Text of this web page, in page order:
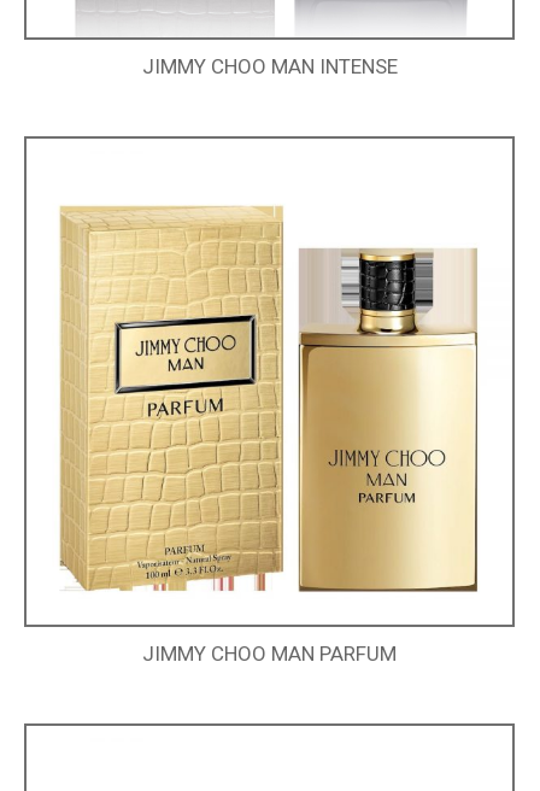
JIMMY CHOO MAN INTENSE
JIMMY CHOO MAN PARFUM